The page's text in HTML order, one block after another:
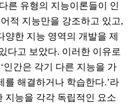
른 유형의 지능이론들이 인
적 지능만을 강조하고 있고,
한 지능 영역의 개발을 제
다고 보았다. 이러한 이유로
인간은 각기 다른 지능을 가
를 해결하거나 학습한다.’라
지능을 각각 독립적인 요소